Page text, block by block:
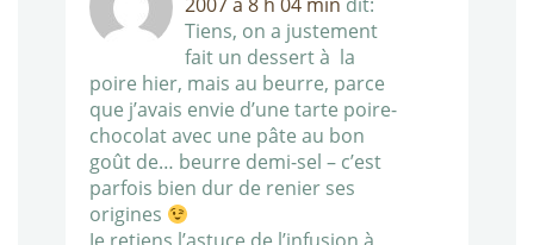
2007 à 8 h 04 min dit:
Tiens, on a justement
fait un dessert à la
poire hier, mais au beurre, parce
que j’avais envie d’une tarte poire-
chocolat avec une pâte au bon
goût de… beurre demi-sel – c’est
parfois bien dur de renier ses
origines